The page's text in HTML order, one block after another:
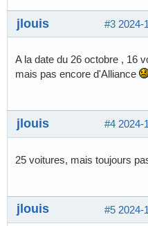
#3 2024-
jlouis
A la date du 26 octobre , 16
mais pas encore d'Alliance
#4 2024-
jlouis
25 voitures, mais toujours
#5 2024-
jlouis